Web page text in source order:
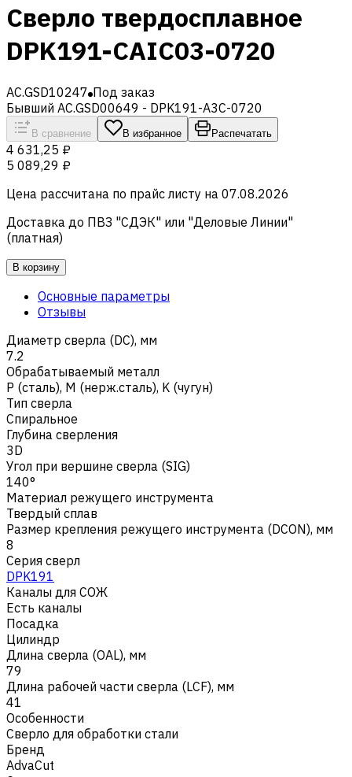
Сверло твердосплавное
DPK191-CAIC03-0720
AC.GSD10247 Под заказ
Бывший AC.GSD00649 - DPK191-A3C-0720
В сравнение В избранное Распечатать
4 631,25 ₽
5 089,29 ₽
Цена рассчитана по прайс листу на 07.08.2026
Доставка до ПВЗ "СДЭК" или "Деловые Линии"
(платная)
В корзину
Основные параметры
Отзывы
Диаметр сверла (DC), мм
7.2
Обрабатываемый металл
Р (сталь), M (нерж.сталь), K (чугун)
Тип сверла
Спиральное
Глубина сверления
3D
Угол при вершине сверла (SIG)
140°
Материал режущего инструмента
Твердый сплав
Размер крепления режущего инструмента (DCON), мм
8
Серия сверл
DPK191
Каналы для СОЖ
Есть каналы
Посадка
Цилиндр
Длина сверла (OAL), мм
79
Длина рабочей части сверла (LCF), мм
41
Особенности
Сверло для обработки стали
Бренд
AdvaCut